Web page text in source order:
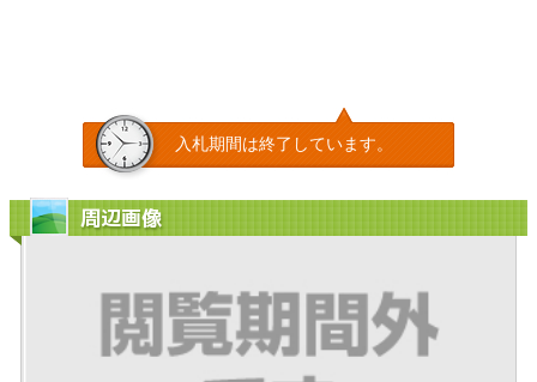
入札期間は終了しています。
周辺画像